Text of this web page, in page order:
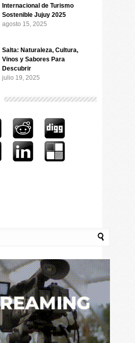
Internacional de Turismo
Sostenible Jujuy 2025
agosto 15, 2025
Salta: Naturaleza, Cultura,
Vinos y Sabores Para
Descubrir
julio 19, 2025